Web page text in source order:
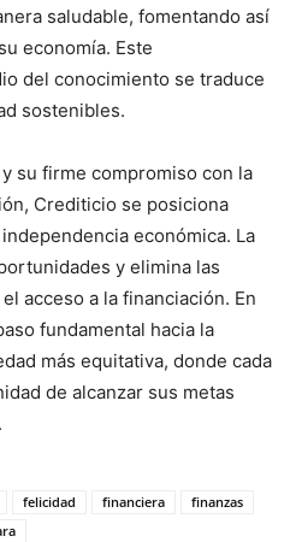
saludable, fomentando así
economía. Este
del conocimiento se traduce
sostenibles.
su firme compromiso con la
Crediticio se posiciona
económica. La
y elimina las
acceso a la financiación. En
fundamental hacia la
más equitativa, donde cada
de alcanzar sus metas
felicidad financiera
finanzas